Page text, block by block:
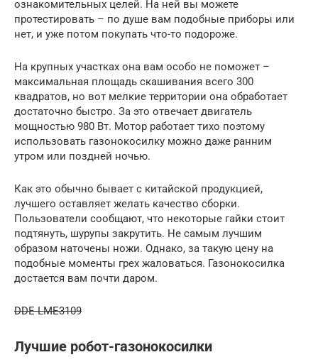
ознакомительных целей. На ней вы можете
протестировать – по душе вам подобные приборы или
нет, и уже потом покупать что-то подороже.
На крупных участках она вам особо не поможет –
максимальная площадь скашивания всего 300
квадратов, но вот мелкие территории она обработает
достаточно быстро. За это отвечает двигатель
мощностью 980 Вт. Мотор работает тихо поэтому
использовать газонокосилку можно даже ранним
утром или поздней ночью.
Как это обычно бывает с китайской продукцией,
лучшего оставляет желать качество сборки.
Пользователи сообщают, что некоторые гайки стоит
подтянуть, шурупы закрутить. Не самым лучшим
образом наточены ножи. Однако, за такую цену на
подобные моменты грех жаловаться. Газонокосилка
достается вам почти даром.
DDE LME3109
Лучшие робот-газонокосилки